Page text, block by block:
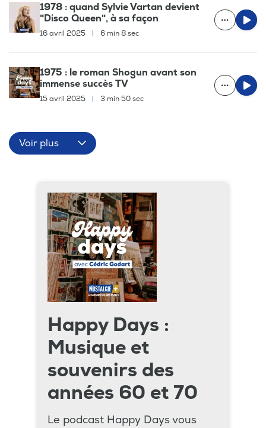
1978 : quand Sylvie Vartan devient
"Disco Queen", à sa façon
16 avril 2025 | 6 min 8 sec
1975 : le roman Shogun avant son
immense succès TV
15 avril 2025 | 3 min 50 sec
Voir plus
Happy Days :
Musique et
souvenirs des
années 60 et 70
Le podcast Happy Days vous